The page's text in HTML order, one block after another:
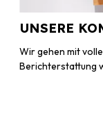
UNSERE
Wir gehen mit
Berichterstattung